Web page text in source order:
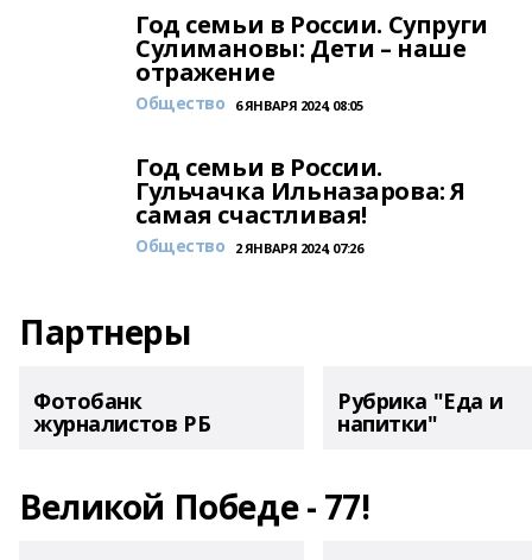
Год семьи в России. Супруги
Сулимановы: Дети – наше
отражение
Общество 6 ЯНВАРЯ 2024, 08:05
Год семьи в России.
Гульчачка Ильназарова: Я
самая счастливая!
Общество 2 ЯНВАРЯ 2024, 07:26
Партнеры
Фотобанк
журналистов РБ
Рубрика "Еда и
напитки"
Великой Победе - 77!